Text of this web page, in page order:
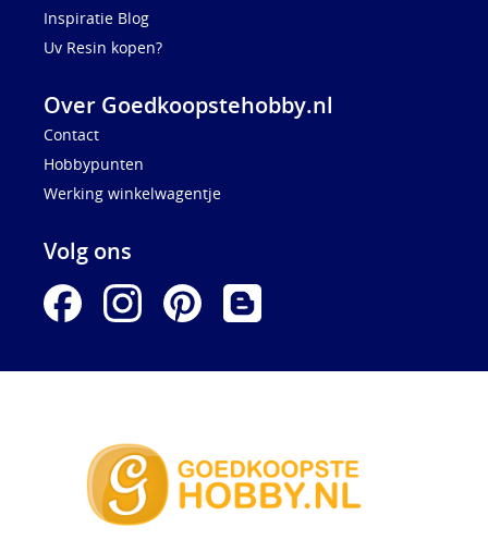
Inspiratie Blog
Uv Resin kopen?
Over Goedkoopstehobby.nl
Contact
Hobbypunten
Werking winkelwagentje
Volg ons